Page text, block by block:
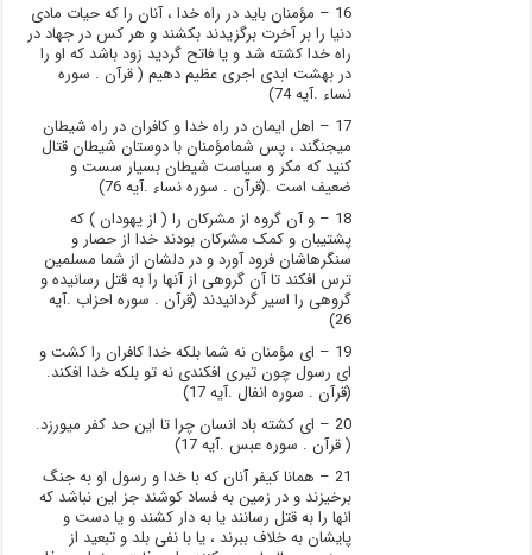
16 – مؤمنان باید در راه خدا ، آنان را که حیات مادی
دنیا را بر آخرت برگزیدند بکشند و هر کس در جهاد در
راه خدا کشته شد و یا فاتح گردید زود باشد که او را
در بهشت ابدی اجری عظیم دهیم ( قرآن . سوره
نساء .آیه 74)
17 – اهل ایمان در راه خدا و کافران در راه شیطان
میجنگند ، پس شمامؤمنان با دوستان شیطان قتال
کنید که مکر و سیاست شیطان بسیار سست و
ضعیف است .(قرآن . سوره نساء .آیه 76)
18 – و آن گروه از مشرکان را ( از یهودان ) که
پشتیبان و کمک مشرکان بودند خدا از حصار و
سنگرهاشان فرود آورد و در دلشان از شما مسلمین
ترس افکند تا آن گروهی از آنها را به قتل رسانیده و
گروهی را اسیر گردانیدند (قرآن . سوره احزاب .آیه
26)
19 – ای مؤمنان نه شما بلکه خدا کافران را کشت و
ای رسول چون تیری افکندی نه تو بلکه خدا افکند.
(قرآن . سوره انفال .آیه 17)
20 – ای کشته باد انسان چرا تا این حد کفر میورزد.
( قرآن . سوره عبس .آیه 17)
21 – همانا کیفر آنان که با خدا و رسول او به جنگ
برخیزند و در زمین به فساد کوشند جز این نباشد که
انها را به قتل رسانند یا به دار کشند و یا دست و
پایشان به خلاف ببرند ، یا با نفی بلد و تبعید از